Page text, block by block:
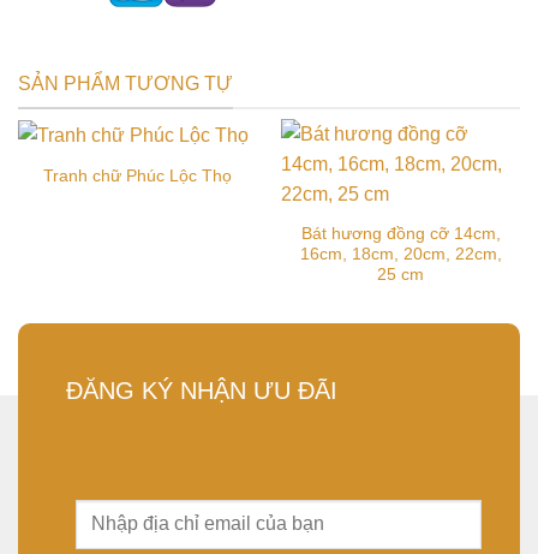
SẢN PHẨM TƯƠNG TỰ
Tranh chữ Phúc Lộc Thọ
Bát hương đồng cỡ 14cm,
16cm, 18cm, 20cm, 22cm,
25 cm
ĐĂNG KÝ NHẬN ƯU ĐÃI